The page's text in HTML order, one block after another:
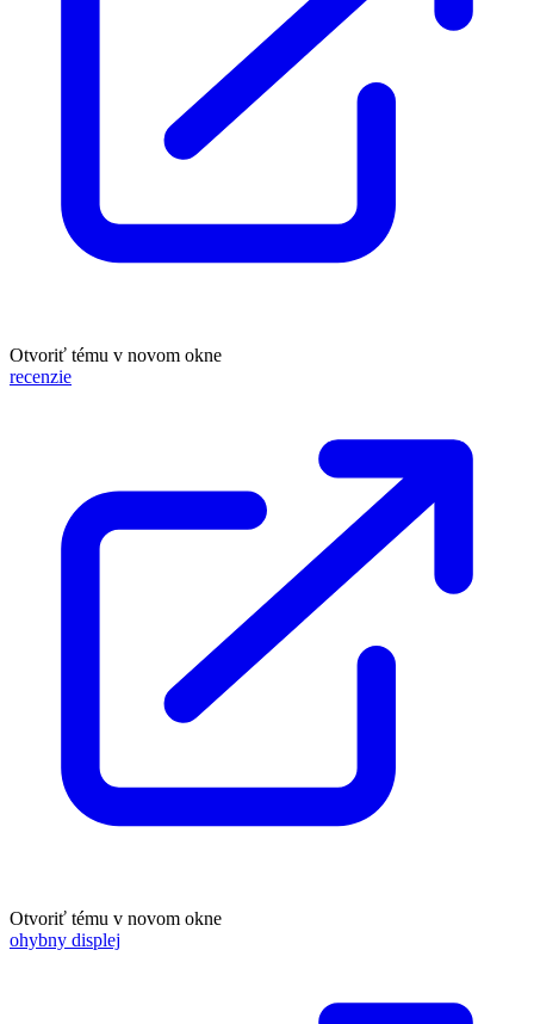
Otvoriť tému v novom okne
recenzie
Otvoriť tému v novom okne
ohybny displej